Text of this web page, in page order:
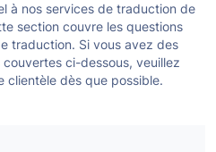
à nos services de traduction de
section couvre les questions
traduction. Si vous avez des
ci-dessous, veuillez
clientèle dès que possible.